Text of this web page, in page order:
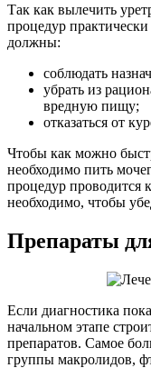
Так как вылечить
процедур
должны:
соблюдать
убрать из
вредную пищу;
отказаться от
Чтобы как можно
необходимо пить
процедур проводится
необходимо, чтобы
Препараты
Если диагностика
начальном этапе
препаратов. Самое
группы макролидов,